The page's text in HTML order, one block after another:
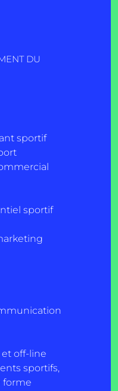
DU
sportif
sportif
off-line
sportifs,
forme